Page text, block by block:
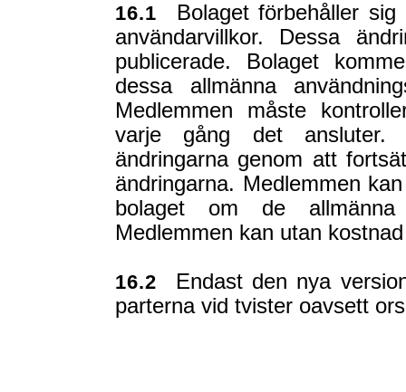
16.1 Bolaget förbehåller
användarvillkor. Dessa
publicerade. Bolaget
dessa allmänna
Medlemmen måste
varje gång det ansluter.
ändringarna genom att
ändringarna. Medlemmen
bolaget om de allmänna
Medlemmen kan utan
16.2 Endast den nya
parterna vid tvister oavsett